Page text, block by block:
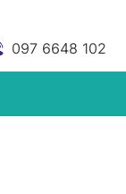
097 6648 102